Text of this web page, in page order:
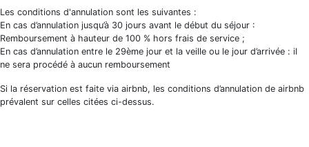
Linge supplémentaire par lit (Parure de lit + 2 draps de
bain + 1 tapis de bain) 20€
Chauffeur privé aéroport : entre 75€ et 95€
Nous connaissons parfaitement chacun de nos biens, ce qui
pendant votre séjour. Nous sommes là pour vous conseiller
sur votre choix de maison mais aussi pour vous accueillir le
Les conditions d'annulation sont les suivantes :
En cas d’annulation jusqu’à 30 jours avant le début du séjour :
Remboursement à hauteur de 100 % hors frais de service ;
En cas d’annulation entre le 29ème jour et la veille ou le jour d’arrivée : il
ne sera procédé à aucun remboursement
Si la réservation est faite via airbnb, les conditions d’annulation de airbnb
prévalent sur celles citées ci-dessus.